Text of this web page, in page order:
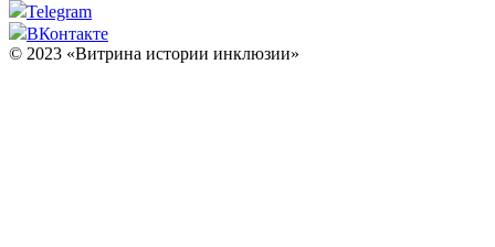
Telegram
ВКонтакте
© 2023 «Витрина истории инклюзии»